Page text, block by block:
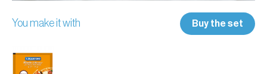
You make it with Buy the set